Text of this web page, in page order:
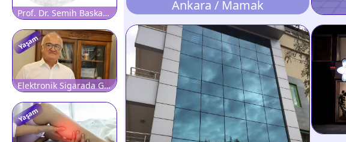
Prof. Dr. Semih Baskan'a Minnetle?
Yaşam
Elektronik Sigarada Görünmeyen Tehlike: Soluduğunuz Sadece Buhar Değil
Yaşam
Ankara / Mamak